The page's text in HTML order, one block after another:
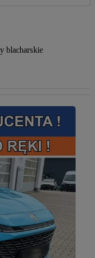
blacharskie